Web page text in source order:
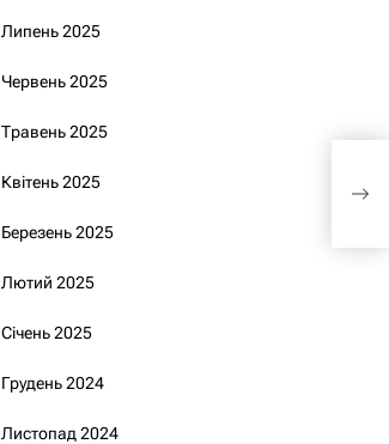
Липень 2025
Червень 2025
Травень 2025
Квітень 2025
Березень 2025
Лютий 2025
Січень 2025
Грудень 2024
Листопад 2024